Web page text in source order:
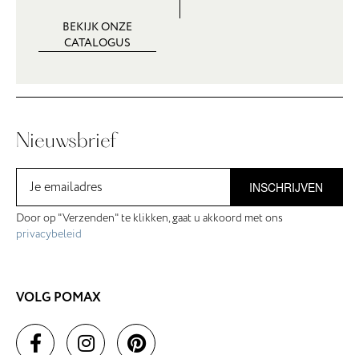
BEKIJK ONZE
CATALOGUS
Nieuwsbrief
INSCHRIJVEN
Door op "Verzenden" te klikken, gaat u akkoord met ons
privacybeleid
VOLG POMAX